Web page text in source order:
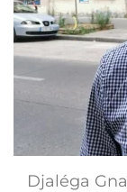
Djaléga